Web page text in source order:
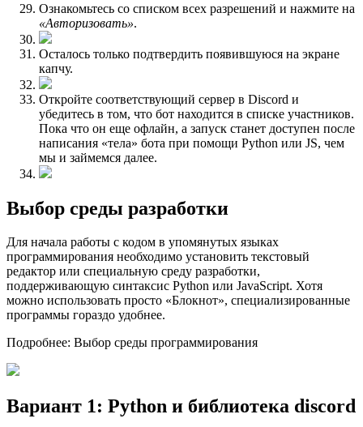
Ознакомьтесь со списком всех разрешений и нажмите на
«Авторизовать».
Осталось только подтвердить появившуюся на экране
капчу.
Откройте соответствующий сервер в Discord и
убедитесь в том, что бот находится в списке участников.
Пока что он еще офлайн, а запуск станет доступен после
написания «тела» бота при помощи Python или JS, чем
мы и займемся далее.
Выбор среды разработки
Для начала работы с кодом в упомянутых языках
программирования необходимо установить текстовый
редактор или специальную среду разработки,
поддерживающую синтаксис Python или JavaScript. Хотя
можно использовать просто «Блокнот», специализированные
программы гораздо удобнее.
Подробнее: Выбор среды программирования
Вариант 1: Python и библиотека discord